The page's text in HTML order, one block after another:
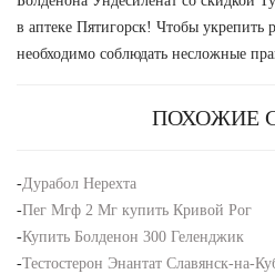
в аптеке Пятигорск! Чтобы укрепить
необходимо соблюдать несложные
ПОХОЖИЕ
-Дурабол Нерехта
-Пег Мгф 2 Мг купить Кривой Рог
-Купить Болденон 300 Геленджик
-Тестостерон Энантат Славянск-на-